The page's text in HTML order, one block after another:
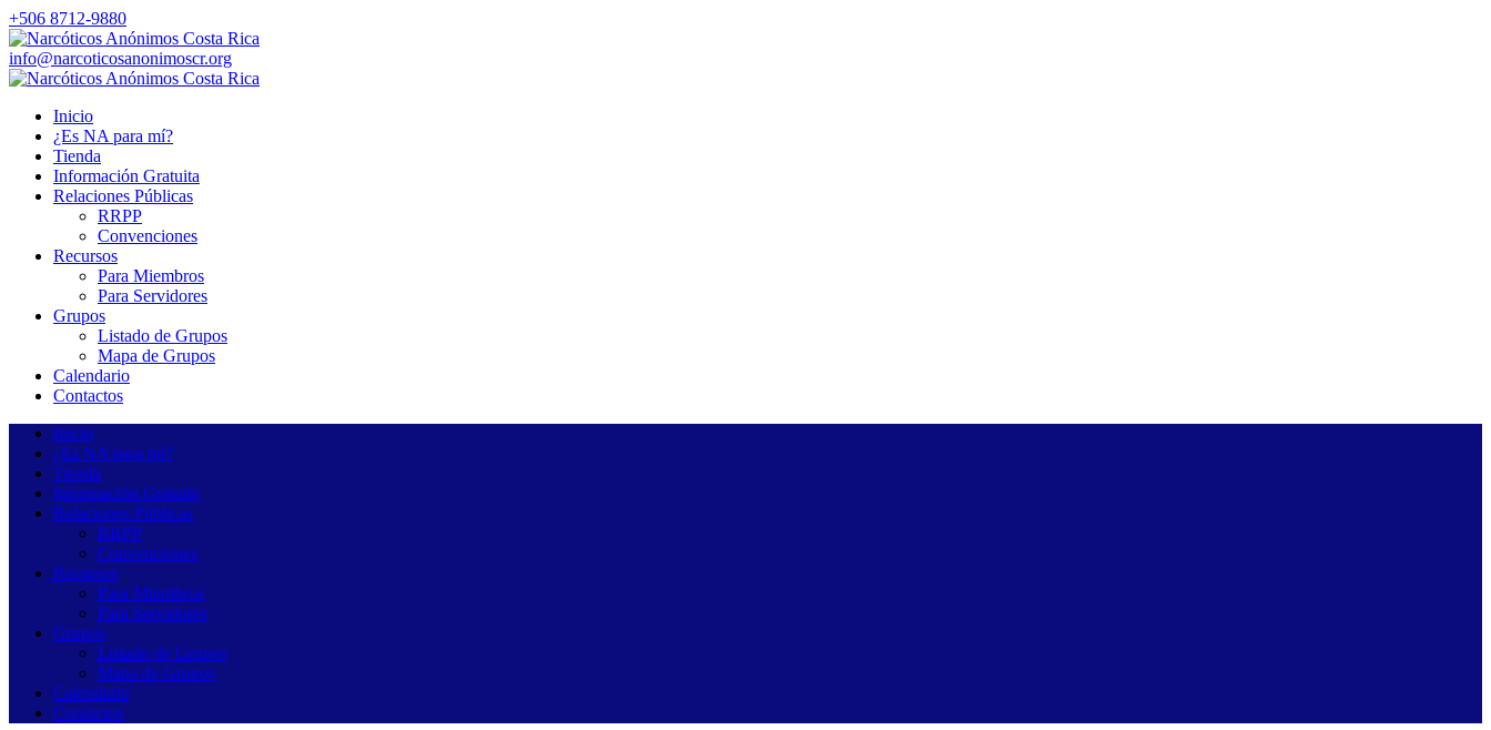
+506 8712-9880
info@narcoticosanonimoscr.org
Inicio
¿Es NA para mí?
Tienda
Información Gratuita
Relaciones Públicas
RRPP
Convenciones
Recursos
Para Miembros
Para Servidores
Grupos
Listado de Grupos
Mapa de Grupos
Calendario
Contactos
Inicio
¿Es NA para mí?
Tienda
Información Gratuita
Relaciones Públicas
RRPP
Convenciones
Recursos
Para Miembros
Para Servidores
Grupos
Listado de Grupos
Mapa de Grupos
Calendario
Contactos